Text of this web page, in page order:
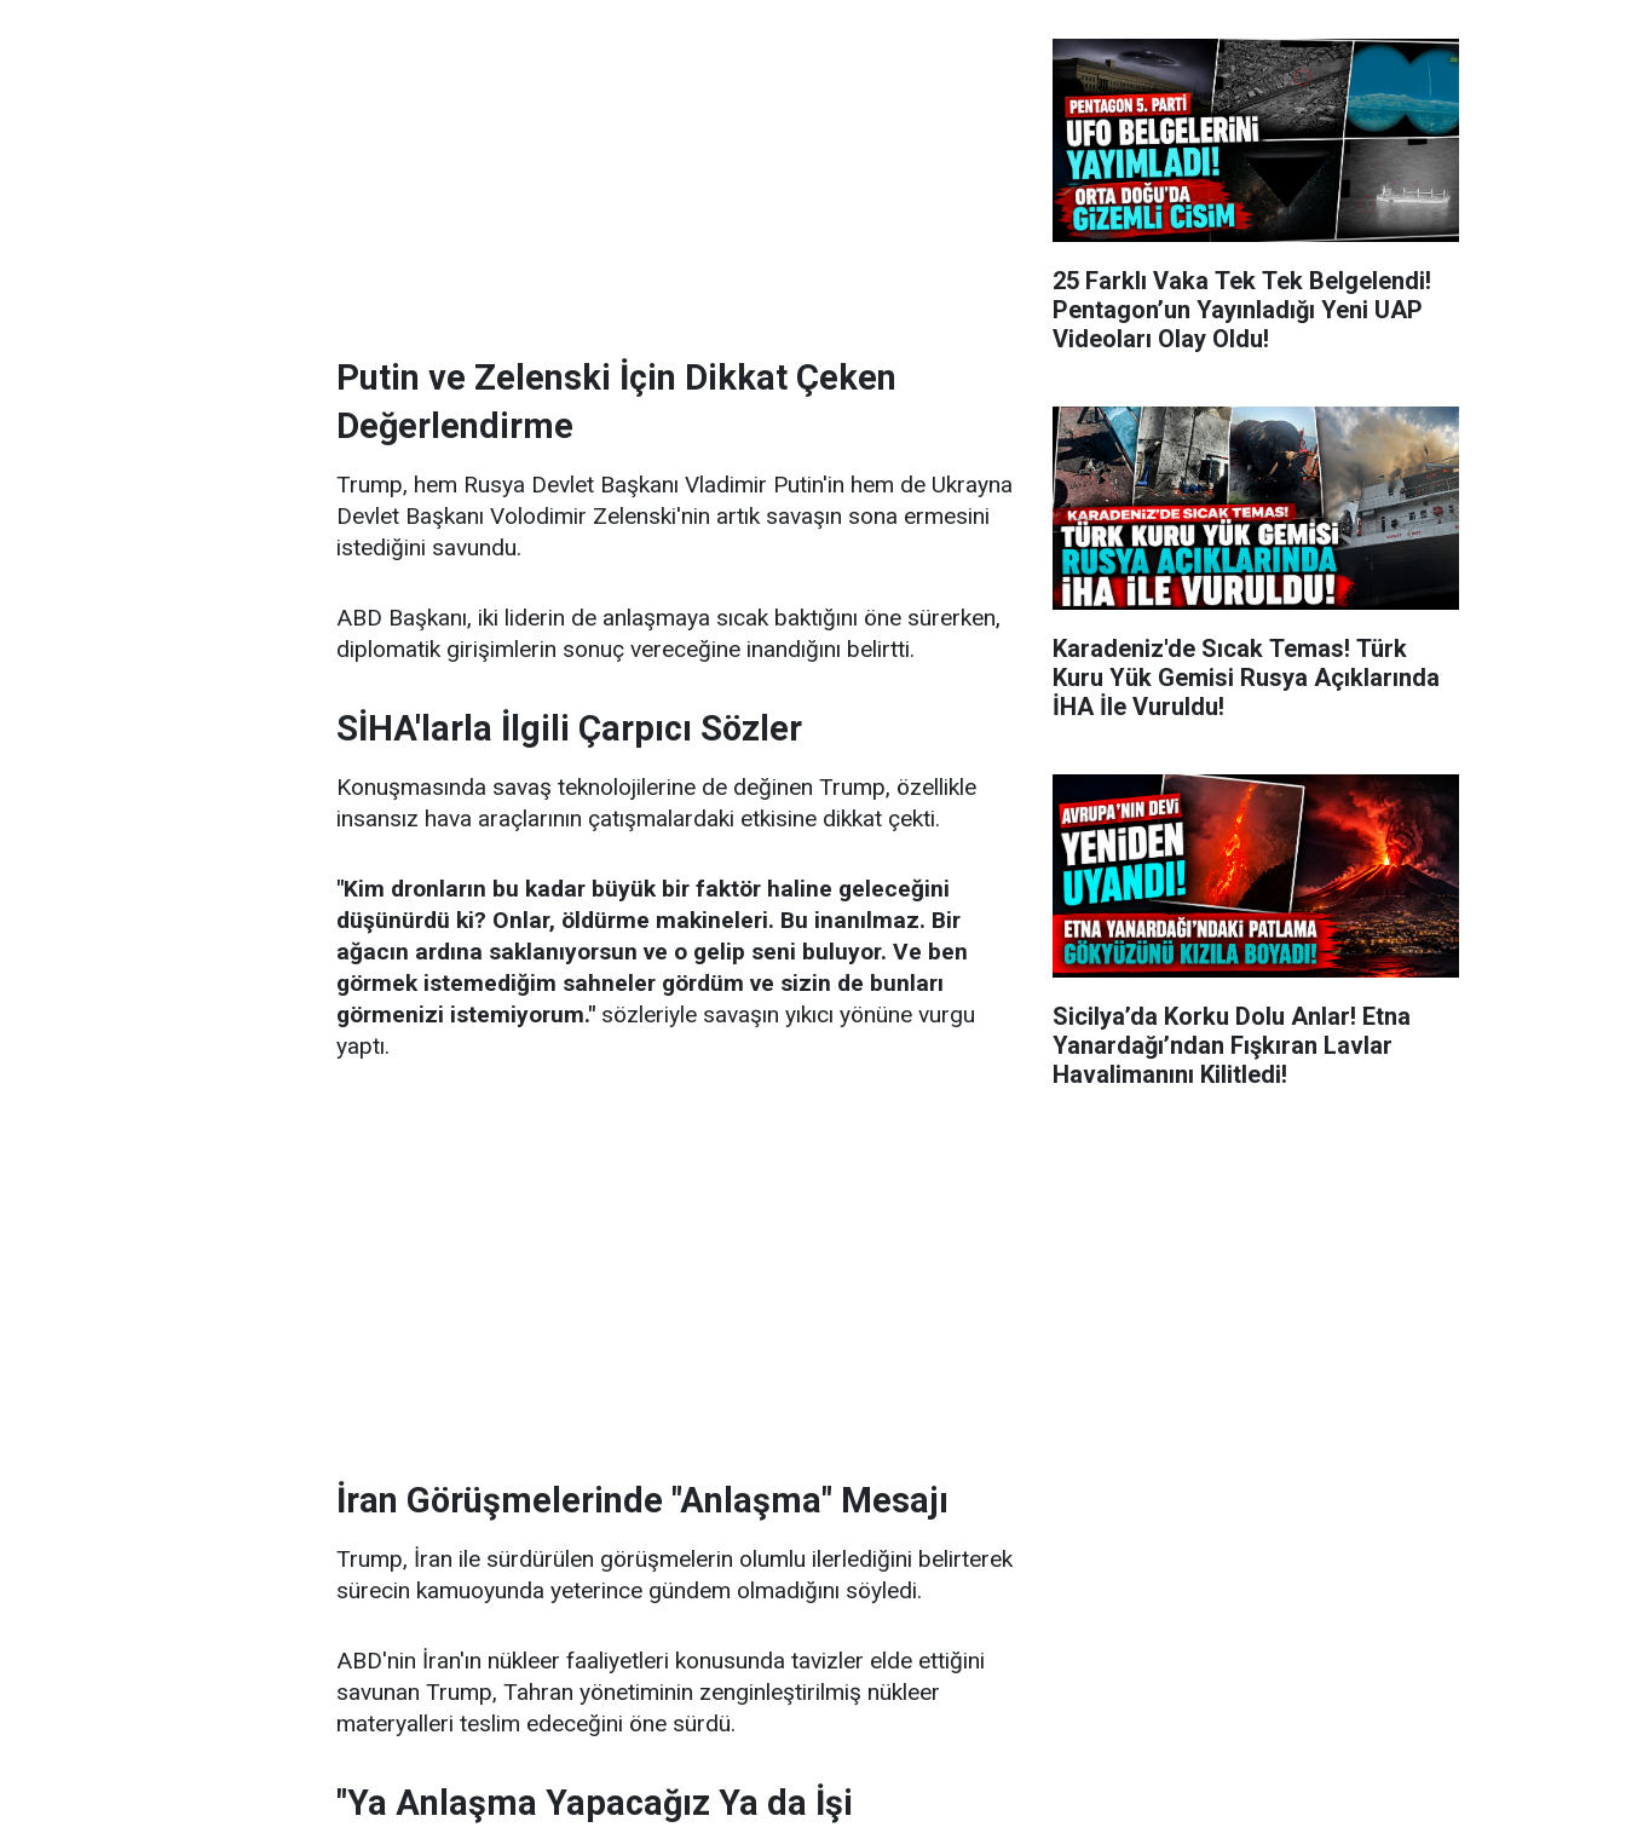
Putin ve Zelenski İçin Dikkat Çeken
Değerlendirme
Trump, hem Rusya Devlet Başkanı Vladimir Putin'in hem de Ukrayna
Devlet Başkanı Volodimir Zelenski'nin artık savaşın sona ermesini
istediğini savundu.
ABD Başkanı, iki liderin de anlaşmaya sıcak baktığını öne sürerken,
diplomatik girişimlerin sonuç vereceğine inandığını belirtti.
SİHA'larla İlgili Çarpıcı Sözler
Konuşmasında savaş teknolojilerine de değinen Trump, özellikle
insansız hava araçlarının çatışmalardaki etkisine dikkat çekti.
"Kim dronların bu kadar büyük bir faktör haline geleceğini
düşünürdü ki? Onlar, öldürme makineleri. Bu inanılmaz. Bir
ağacın ardına saklanıyorsun ve o gelip seni buluyor. Ve ben
görmek istemediğim sahneler gördüm ve sizin de bunları
görmenizi istemiyorum." sözleriyle savaşın yıkıcı yönüne vurgu
yaptı.
İran Görüşmelerinde "Anlaşma" Mesajı
Trump, İran ile sürdürülen görüşmelerin olumlu ilerlediğini belirterek
sürecin kamuoyunda yeterince gündem olmadığını söyledi.
ABD'nin İran'ın nükleer faaliyetleri konusunda tavizler elde ettiğini
savunan Trump, Tahran yönetiminin zenginleştirilmiş nükleer
materyalleri teslim edeceğini öne sürdü.
"Ya Anlaşma Yapacağız Ya da İşi
25 Farklı Vaka Tek Tek Belgelendi!
Pentagon’un Yayınladığı Yeni UAP
Videoları Olay Oldu!
Karadeniz'de Sıcak Temas! Türk
Kuru Yük Gemisi Rusya Açıklarında
İHA İle Vuruldu!
Sicilya’da Korku Dolu Anlar! Etna
Yanardağı’ndan Fışkıran Lavlar
Havalimanını Kilitledi!